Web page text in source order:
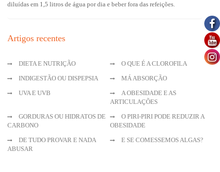
diluídas em 1,5 litros de água por dia e beber fora das refeições.
Artigos recentes
DIETA E NUTRIÇÃO
O QUE É A CLOROFILA
INDIGESTÃO OU DISPEPSIA
MÁ ABSORÇÃO
UVA E UVB
A OBESIDADE E AS
ARTICULAÇÕES
GORDURAS OU HIDRATOS DE
CARBONO
O PIRI-PIRI PODE REDUZIR A
OBESIDADE
DE TUDO PROVAR E NADA
ABUSAR
E SE COMESSEMOS ALGAS?